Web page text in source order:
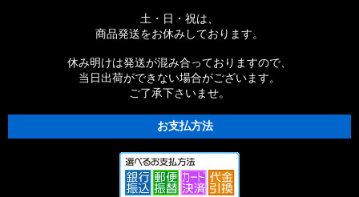
土・日・祝は、
商品発送をお休みしております。
休み明けは発送が混み合っておりますので、
当日出荷ができない場合がございます。
ご了承下さいませ。
お支払方法